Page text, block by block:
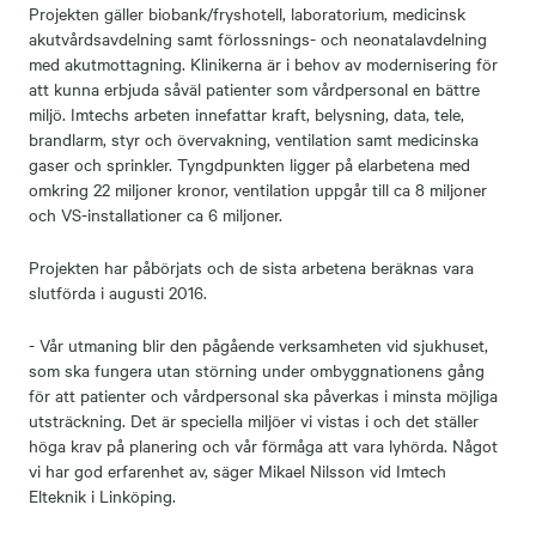
Projekten gäller biobank/fryshotell, laboratorium, medicinsk
akutvårdsavdelning samt förlossnings- och neonatalavdelning
med akutmottagning. Klinikerna är i behov av modernisering för
att kunna erbjuda såväl patienter som vårdpersonal en bättre
miljö. Imtechs arbeten innefattar kraft, belysning, data, tele,
brandlarm, styr och övervakning, ventilation samt medicinska
gaser och sprinkler. Tyngdpunkten ligger på elarbetena med
omkring 22 miljoner kronor, ventilation uppgår till ca 8 miljoner
och VS-installationer ca 6 miljoner.
Projekten har påbörjats och de sista arbetena beräknas vara
slutförda i augusti 2016.
- Vår utmaning blir den pågående verksamheten vid sjukhuset,
som ska fungera utan störning under ombyggnationens gång
för att patienter och vårdpersonal ska påverkas i minsta möjliga
utsträckning. Det är speciella miljöer vi vistas i och det ställer
höga krav på planering och vår förmåga att vara lyhörda. Något
vi har god erfarenhet av, säger Mikael Nilsson vid Imtech
Elteknik i Linköping.